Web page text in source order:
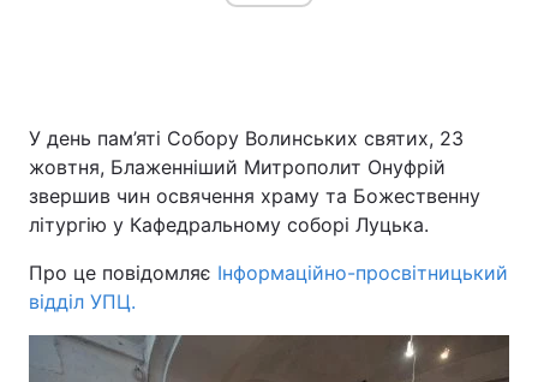
У день пам’яті Собору Волинських святих, 23
жовтня, Блаженніший Митрополит Онуфрій
звершив чин освячення храму та Божественну
літургію у Кафедральному соборі Луцька.
Про це повідомляє Інформаційно-просвітницький
відділ УПЦ.